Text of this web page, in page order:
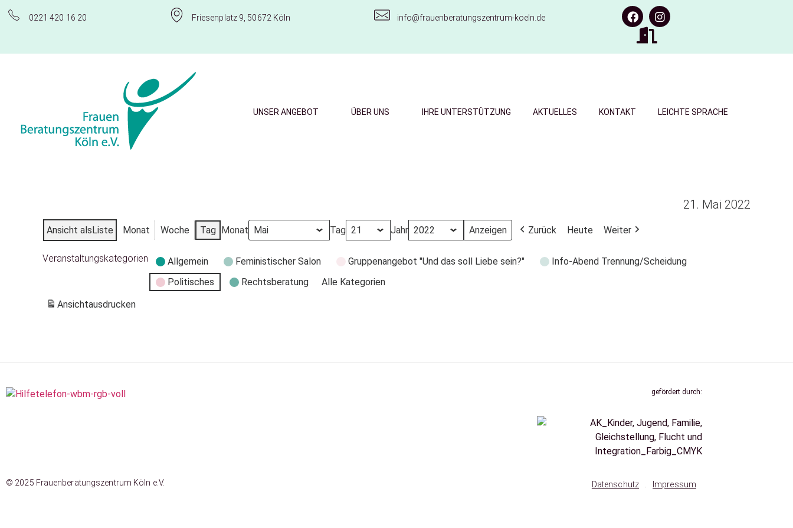
0221 420 16 20 Friesenplatz 9, 50672 Köln info@frauenberatungszentrum-koeln.de
UNSER ANGEBOT ÜBER UNS IHRE UNTERSTÜTZUNG AKTUELLES KONTAKT LEICHTE SPRACHE
21. Mai 2022
Ansicht alsListe Monat Woche Tag Monat Tag Jahr Zurück Heute Weiter
Veranstaltungskategorien Allgemein Feministischer Salon Gruppenangebot "Und das soll Liebe sein?"
Info-Abend Trennung/Scheidung
Politisches
Rechtsberatung
Alle Kategorien
Ansichtausdrucken
gefördert durch:
© 2025 Frauenberatungszentrum Köln e.V. Datenschutz Impressum